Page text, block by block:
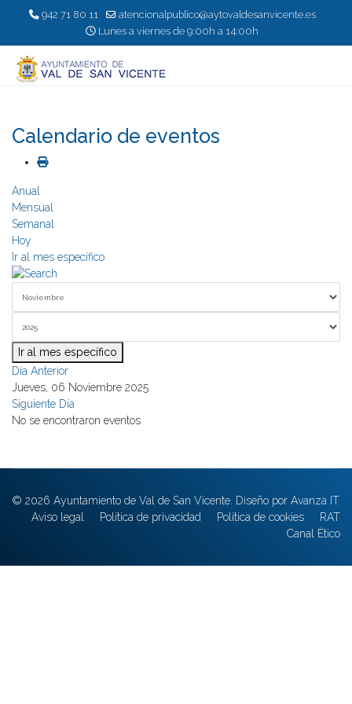
942 71 80 11
atencionalpublico@aytovaldesanvicente.es
Lunes a viernes de 9:00h a 14:00h
Calendario de eventos
Anual
Mensual
Semanal
Hoy
Ir al mes específico
Ir al mes específico
Día Anterior
Jueves, 06 Noviembre 2025
Siguiente Día
No se encontraron eventos
© 2026 Ayuntamiento de Val de San Vicente. Diseño por Avanza IT
Aviso legal
Política de privacidad Política de cookies
RAT
Canal Ético